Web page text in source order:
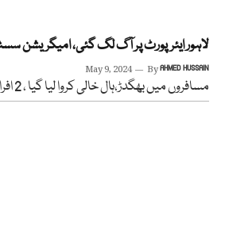
لاہور ایئرپورٹ پر آگ لگ گئی، امیگریشن
May 9, 2024 ByAHMED HUSSAIN
مسافروں میں بھگدڑ،ہال خالی کروا لیا گیا ، 2 افراد زخمی